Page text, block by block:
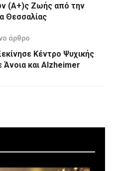
(Α+)ς Ζωής από την
Θεσσαλίας
άρθρο
Κέντρο Ψυχικής
Άνοια και Alzheimer